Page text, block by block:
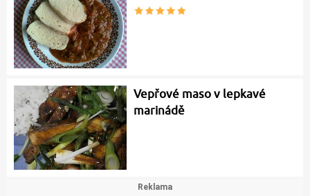
Vepřové maso v lepkavé
marinádě